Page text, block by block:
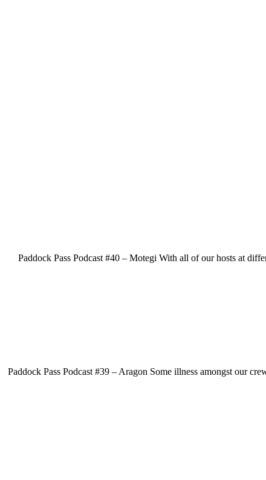
Paddock Pass Podcast #40 – Motegi With all of our hosts at
Paddock Pass Podcast #39 – Aragon Some illness amongst our